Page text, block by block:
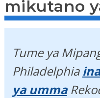
mikutano
Tume ya
Philadelphia
ya umma